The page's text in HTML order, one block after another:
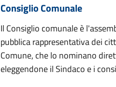
Consiglio Comunale
Il Consiglio comunale è
pubblica rappresentativa dei
Comune, che lo nominano
eleggendone il Sindaco e i